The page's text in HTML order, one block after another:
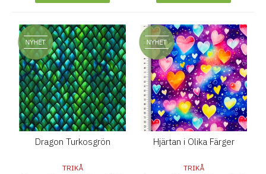
Dragon Turkosgrön
TRIKÅ
Hjärtan i Olika Färger
TRIKÅ